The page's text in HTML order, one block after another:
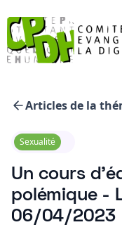
Articles de la
Sexualité
Un cours
polémique -
06/04/2023